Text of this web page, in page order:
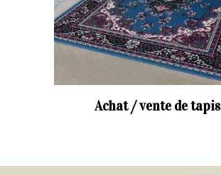
Achat / vente de tapis